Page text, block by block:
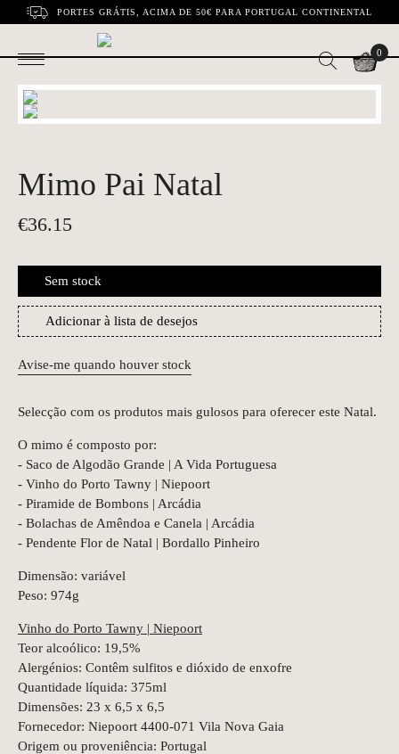
PORTES GRÁTIS, ACIMA DE 50€ PARA PORTUGAL CONTINENTAL
0
Mimo Pai Natal
€36.15
Sem stock
Adicionar à lista de desejos
Avise-me quando houver stock
Selecção com os produtos mais gulosos para oferecer este Natal.
O mimo é composto por:
- Saco de Algodão Grande | A Vida Portuguesa
- Vinho do Porto Tawny | Niepoort
- Piramide de Bombons | Arcádia
- Bolachas de Amêndoa e Canela | Arcádia
- Pendente Flor de Natal | Bordallo Pinheiro
Dimensão: variável
Peso: 974g
Vinho do Porto Tawny | Niepoort
Teor alcoólico: 19,5%
Alergénios: Contêm sulfitos e dióxido de enxofre
Quantidade líquida: 375ml
Dimensões: 23 x 6,5 x 6,5
Fornecedor: Niepoort 4400-071 Vila Nova Gaia
Origem ou proveniência: Portugal